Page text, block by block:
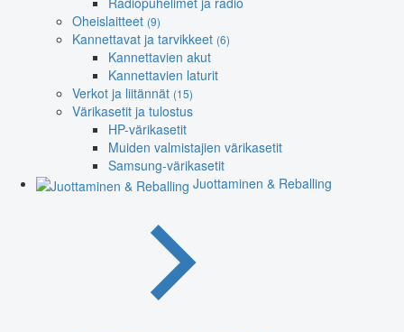
Oheislaitteet (9)
Kannettavat ja tarvikkeet (6)
Kannettavien akut
Kannettavien laturit
Verkot ja liitännät (15)
Värikasetit ja tulostus
HP-värikasetit
Muiden valmistajien värikasetit
Samsung-värikasetit
Juottaminen & Reballing